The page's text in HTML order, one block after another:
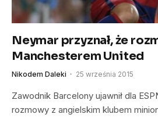
Neymar przyznał, że
Manchesterem United
Nikodem Daleki 25 września 2015
Zawodnik Barcelony ujawnił dla
rozmowy z angielskim klubem